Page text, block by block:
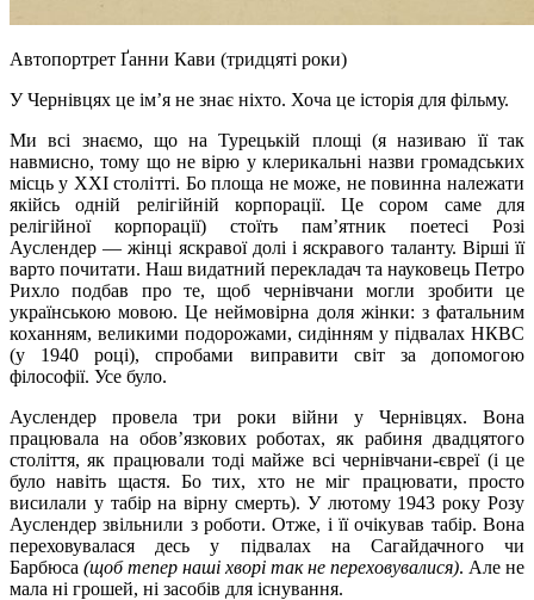
Автопортрет Ґанни Кави (тридцяті роки)
У Чернівцях це ім’я не знає ніхто. Хоча це історія для фільму.
Ми всі знаємо, що на Турецькій площі (я називаю її так
навмисно, тому що не вірю у клерикальні назви громадських
місць у XXI столітті. Бо площа не може, не повинна належати
якійсь одній релігійній корпорації. Це сором саме для
релігійної корпорації) стоїть пам’ятник поетесі Розі
Ауслендер — жінці яскравої долі і яскравого таланту. Вірші її
варто почитати. Наш видатний перекладач та науковець Петро
Рихло подбав про те, щоб чернівчани могли зробити це
українською мовою. Це неймовірна доля жінки: з фатальним
коханням, великими подорожами, сидінням у підвалах НКВС
(у 1940 році), спробами виправити світ за допомогою
філософії. Усе було.
Ауслендер провела три роки війни у Чернівцях. Вона
працювала на обов’язкових роботах, як рабиня двадцятого
століття, як працювали тоді майже всі чернівчани-євреї (і це
було навіть щастя. Бо тих, хто не міг працювати, просто
висилали у табір на вірну смерть). У лютому 1943 року Розу
Ауслендер звільнили з роботи. Отже, і її очікував табір. Вона
переховувалася десь у підвалах на Сагайдачного чи
Барбюса (щоб тепер наші хворі так не переховувалися). Але не
мала ні грошей, ні засобів для існування.